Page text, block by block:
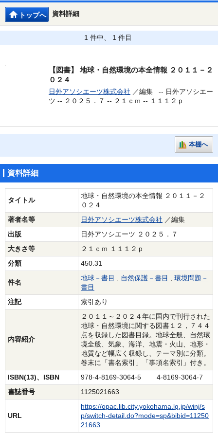
資料詳細
トップへ
1 件中、 1 件目
【図書】
地球・自然環境の本全情報 ２０１１－２
０２４
日外アソシエーツ株式会社 ／編集 -- 日外アソシエー
ツ -- ２０２５．７ -- ２１ｃｍ -- １１１２ｐ
本棚へ
資料詳細
タイトル
地球・自然環境の本全情報 ２０１１－２
０２４
著者名等
日外アソシエーツ株式会社 ／編集
出版
日外アソシエーツ ２０２５．７
大きさ等
２１ｃｍ １１１２ｐ
分類
450.31
件名
地球－書目 , 自然保護－書目 , 環境問題－
書目
注記
索引あり
内容紹介
２０１１～２０２４年に国内で刊行された
地球・自然環境に関する図書１２，７４４
点を収録した図書目録。地球全般、自然環
境全般、気象、海洋、地震・火山、地形・
地質など幅広く収録し、テーマ別に分類。
巻末に「書名索引」「事項名索引」付き。
ISBN(13)、ISBN
978-4-8169-3064-5 4-8169-3064-7
書誌番号
1125021663
URL
https://opac.lib.city.yokohama.lg.jp/winj/s
p/switch-detail.do?mode=sp&bibid=11250
21663